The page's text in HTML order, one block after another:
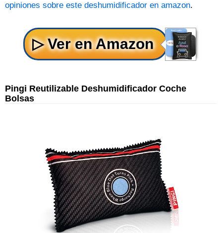
opiniones sobre este deshumidificador en amazon.
Pingi Reutilizable Deshumidificador Coche
Bolsas